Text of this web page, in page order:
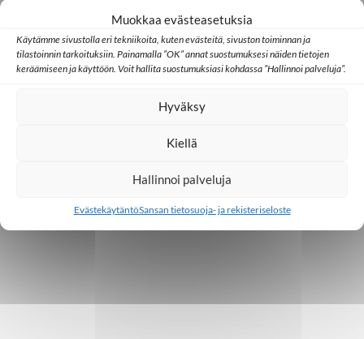
Muokkaa evästeasetuksia
Käytämme sivustolla eri tekniikoita, kuten evästeitä, sivuston toiminnan ja
tilastoinnin tarkoituksiin. Painamalla ”OK” annat suostumuksesi näiden tietojen
keräämiseen ja käyttöön. Voit hallita suostumuksiasi kohdassa ”Hallinnoi palveluja”.
Hyväksy
Kiellä
Hallinnoi palveluja
EvästekäytäntöSansan tietosuoja- ja rekisteriseloste